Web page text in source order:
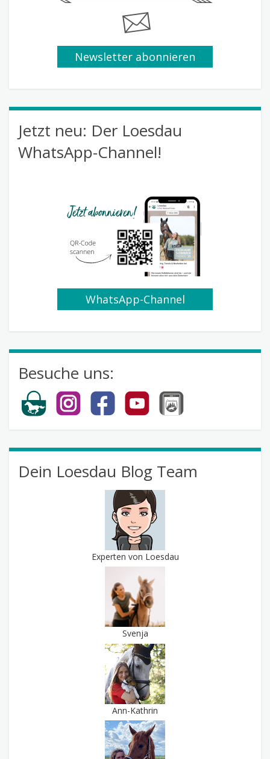
Newsletter abonnieren
Jetzt neu: Der Loesdau
WhatsApp-Channel!
WhatsApp-Channel
Besuche uns:
Dein Loesdau Blog Team
Experten von Loesdau
Svenja
Ann-Kathrin